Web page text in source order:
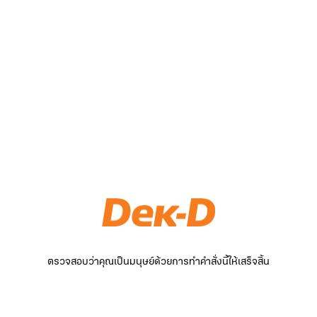
ตรวจสอบว่าคุณเป็นมนุษย์ด้วยการทำคำสั่งนี้ให้เสร็จสิ้น